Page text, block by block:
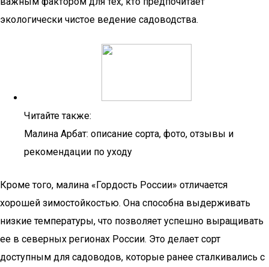
экологически чистое ведение садоводства.
Читайте также:
Малина Арбат: описание сорта, фото, отзывы и
рекомендации по уходу
Кроме того, малина «Гордость России» отличается
хорошей зимостойкостью. Она способна выдерживать
низкие температуры, что позволяет успешно выращивать
ее в северных регионах России. Это делает сорт
доступным для садоводов, которые ранее сталкивались с